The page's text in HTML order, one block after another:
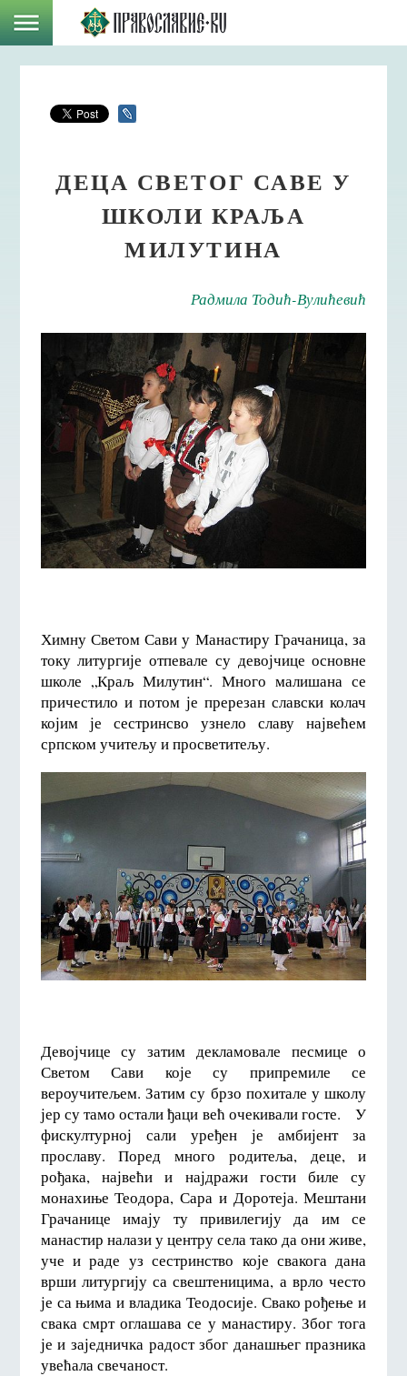
ДЕЦА СВЕТОГ САВЕ У
ШКОЛИ КРАЉА
МИЛУТИНА
Радмила Тодић-Вулићевић
Химну Светом Сави у Манастиру Грачаница, за
току литургије отпевале су девојчице основне
школе „Краљ Милутин“. Много малишана се
причестило и потом је пререзан славски колач
којим је сестринсво узнело славу највећем
српском учитељу и просветитељу.
Девојчице су затим декламовале песмице о
Светом Сави које су припремиле се
вероучитељем. Затим су брзо похитале у школу
јер су тамо остали ђаци већ очекивали госте. У
фискултурној сали уређен је амбијент за
прославу. Поред много родитеља, деце, и
рођака, највећи и најдражи гости биле су
монахиње Теодора, Сара и Доротеја. Мештани
Грачанице имају ту привилегију да им се
манастир налази у центру села тако да они живе,
уче и раде уз сестринство које свакога дана
врши литургију са свештеницима, а врло често
је са њима и владика Теодосије. Свако рођење и
свака смрт оглашава се у манастиру. Због тога
је и заједничка радост због данашњег празника
увећала свечаност.